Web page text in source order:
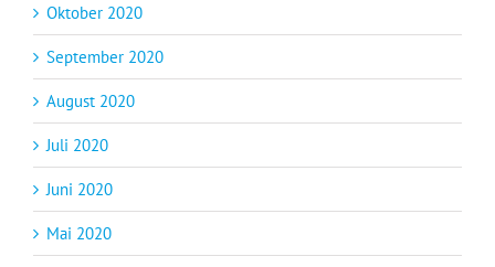
Oktober 2020
September 2020
August 2020
Juli 2020
Juni 2020
Mai 2020